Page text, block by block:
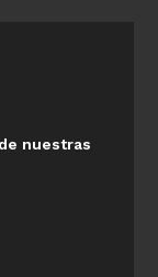
nuestras